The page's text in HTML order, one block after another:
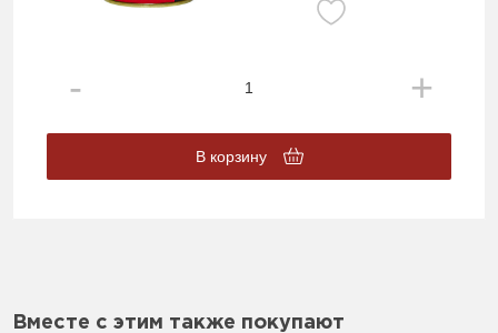
В корзину
Вместе с этим также покупают